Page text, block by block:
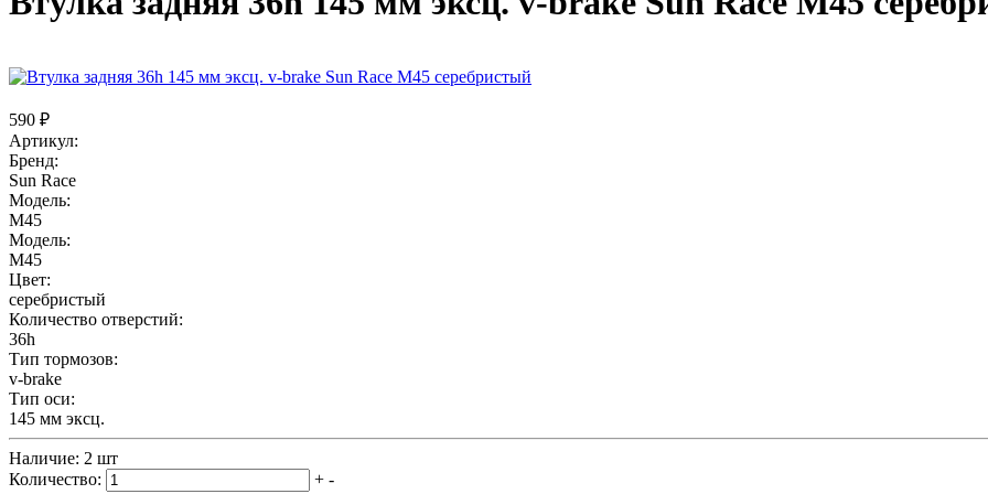
590 ₽
Артикул:
Бренд:
Sun Race
Модель:
M45
Модель:
M45
Цвет:
серебристый
Количество отверстий:
36h
Тип тормозов:
v-brake
Тип оси:
145 мм эксц.
Наличие: 2 шт
Количество:
+ -